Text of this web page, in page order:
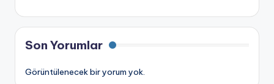
Son Yorumlar
Görüntülenecek bir yorum yok.